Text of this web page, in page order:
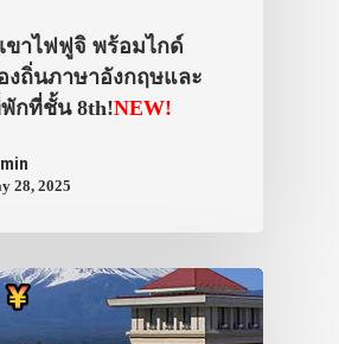
ขาไฟฟูจิ พร้อมไกด์
งถิ่นภาษาอังกฤษและ
กที่ชั้น 8th!NEW!
28, 2025